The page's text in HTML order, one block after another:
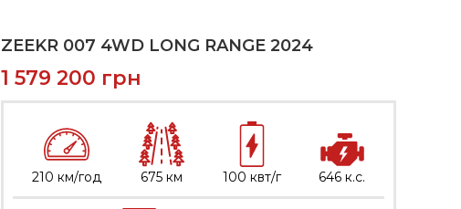
ZEEKR 007 4WD LONG RANGE 2024
1 579 200 грн
210 км/год 675 км 100 квт/г 646 к.с.